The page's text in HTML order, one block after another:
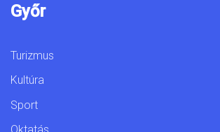
Győr
Turizmus
Kultúra
Sport
Oktatás